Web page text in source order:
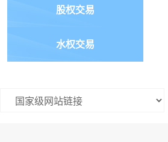
股权交易
水权交易